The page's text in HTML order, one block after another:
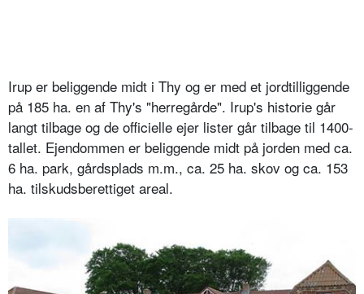
Irup er beliggende midt i Thy og er med et jordtilliggende
på 185 ha. en af Thy's "herregårde". Irup's historie går
langt tilbage og de officielle ejer lister går tilbage til 1400-
tallet. Ejendommen er beliggende midt på jorden med ca.
6 ha. park, gårdsplads m.m., ca. 25 ha. skov og ca. 153
ha. tilskudsberettiget areal.